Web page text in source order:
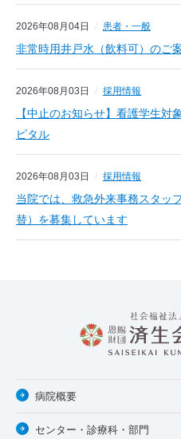
2026年08月04日 患者・一般
非常時用井戸水（飲料可）のご
2026年08月03日 採用情報
【中止のお知らせ】看護学生対
ピタル
2026年08月03日 採用情報
当院では、救急外来事務スタッ
替）を募集しています
病院概要
センター・診療科・部門